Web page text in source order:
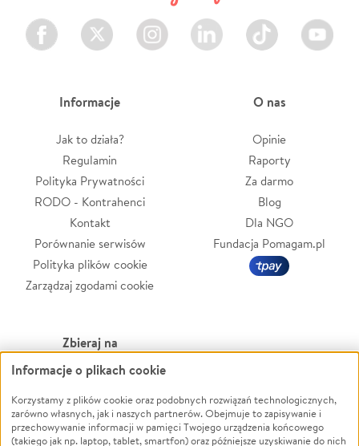
Facebook Twitter Instagram LinkedIn TikTok Youtube
Informacje
Jak to działa?
Regulamin
Polityka Prywatności
RODO - Kontrahenci
Kontakt
Porównanie serwisów
Polityka plików cookie
Zarządzaj zgodami cookie
O nas
Opinie
Raporty
Za darmo
Blog
Dla NGO
Fundacja Pomagam.pl
Zbieraj na
Leczenie
Zwierzęta
Pożar
Ukraina
Powódź
Wichura
NGO
Informacje o plikach cookie
Korzystamy z plików cookie oraz podobnych rozwiązań technologicznych,
zarówno własnych, jak i naszych partnerów. Obejmuje to zapisywanie i
przechowywanie informacji w pamięci Twojego urządzenia końcowego
(takiego jak np. laptop, tablet, smartfon) oraz późniejsze uzyskiwanie do nich